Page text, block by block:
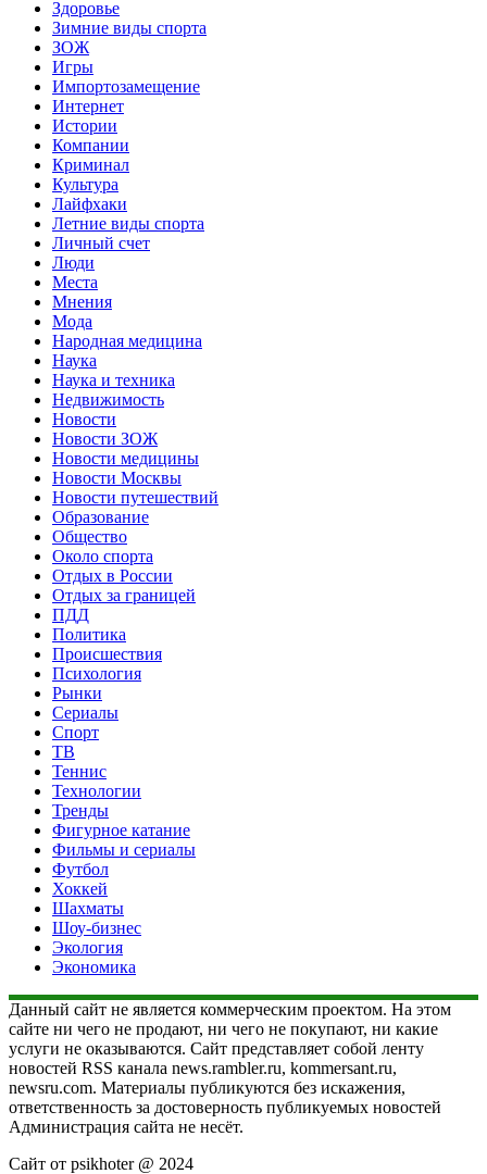
Здоровье
Зимние виды спорта
ЗОЖ
Игры
Импортозамещение
Интернет
Истории
Компании
Криминал
Культура
Лайфхаки
Летние виды спорта
Личный счет
Люди
Места
Мнения
Мода
Народная медицина
Наука
Наука и техника
Недвижимость
Новости
Новости ЗОЖ
Новости медицины
Новости Москвы
Новости путешествий
Образование
Общество
Около спорта
Отдых в России
Отдых за границей
ПДД
Политика
Происшествия
Психология
Рынки
Сериалы
Спорт
ТВ
Теннис
Технологии
Тренды
Фигурное катание
Фильмы и сериалы
Футбол
Хоккей
Шахматы
Шоу-бизнес
Экология
Экономика
Данный сайт не является коммерческим проектом. На этом
сайте ни чего не продают, ни чего не покупают, ни какие
услуги не оказываются. Сайт представляет собой ленту
новостей RSS канала news.rambler.ru, kommersant.ru,
newsru.com. Материалы публикуются без искажения,
ответственность за достоверность публикуемых новостей
Администрация сайта не несёт.
Сайт от psikhoter @ 2024